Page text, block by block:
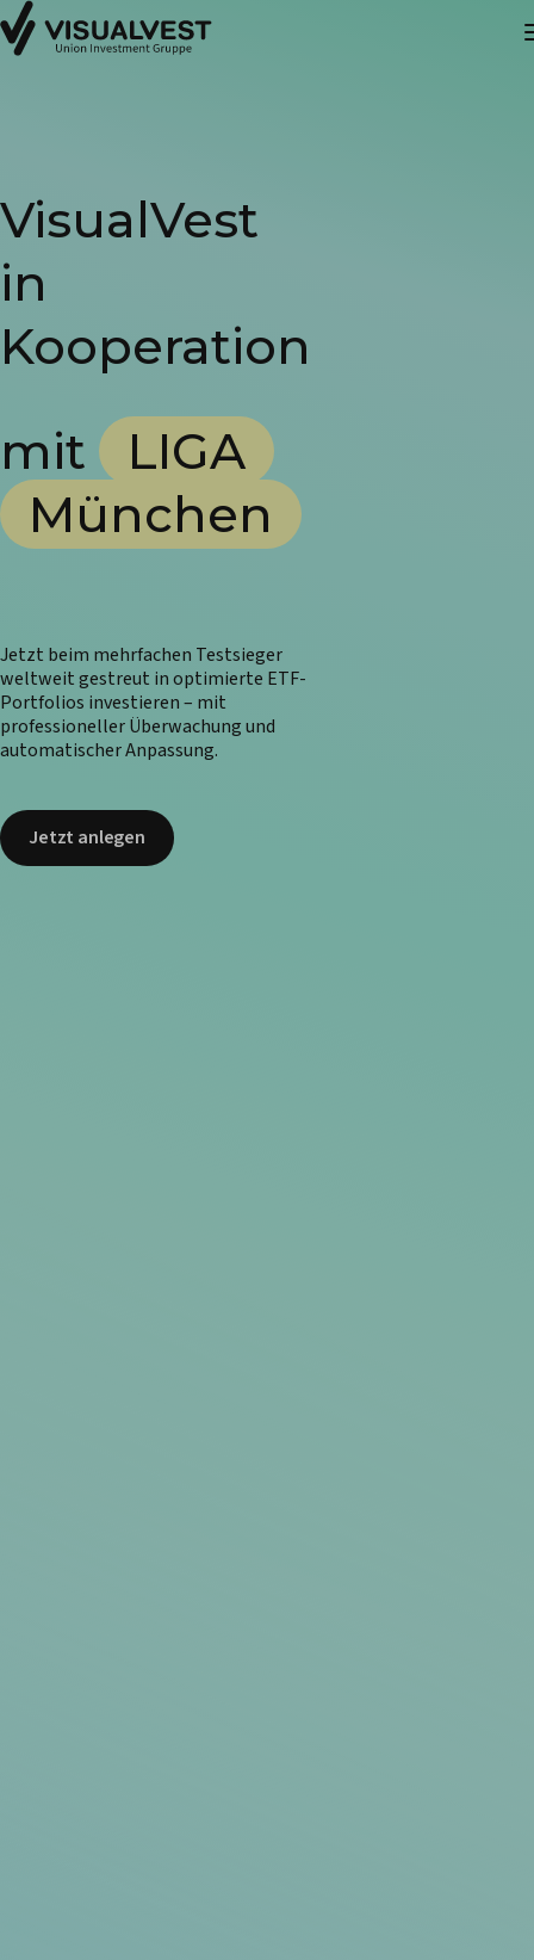
VisualVest
in
Kooperation
mit
LIGA
München
Jetzt beim mehrfachen Testsieger
weltweit gestreut in optimierte ETF-
Portfolios investieren – mit
professioneller Überwachung und
automatischer Anpassung.
Jetzt anlegen